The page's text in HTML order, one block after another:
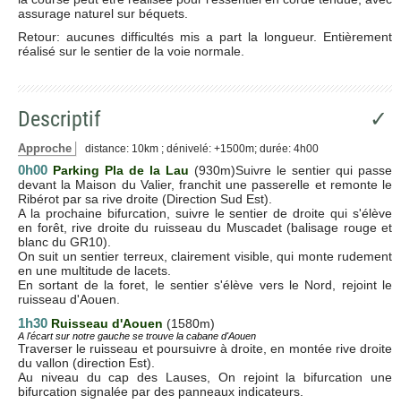
assurage naturel sur béquets.
Retour: aucunes difficultés mis a part la longueur. Entièrement
réalisé sur le sentier de la voie normale.
Descriptif ✓
Approche distance: 10km ; dénivelé: +1500m; durée: 4h00
0h00 Parking Pla de la Lau (930m)Suivre le sentier qui passe
devant la Maison du Valier, franchit une passerelle et remonte le
Ribérot par sa rive droite (Direction Sud Est).
A la prochaine bifurcation, suivre le sentier de droite qui s'élève
en forêt, rive droite du ruisseau du Muscadet (balisage rouge et
blanc du GR10).
On suit un sentier terreux, clairement visible, qui monte rudement
en une multitude de lacets.
En sortant de la foret, le sentier s'élève vers le Nord, rejoint le
ruisseau d'Aouen.
1h30 Ruisseau d'Aouen (1580m)
A l'écart sur notre gauche se trouve la cabane d'Aouen
Traverser le ruisseau et poursuivre à droite, en montée rive droite
du vallon (direction Est).
Au niveau du cap des Lauses, On rejoint la bifurcation une
bifurcation signalée par des panneaux indicateurs.